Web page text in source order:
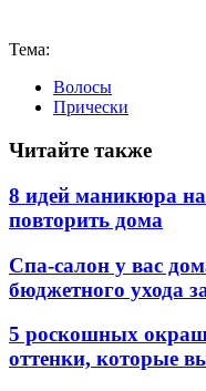
Тема:
Волосы
Прически
Читайте также
8 идей маникюра на
повторить дома
Спа-салон у вас
бюджетного ухода
5 роскошных
оттенки, которые